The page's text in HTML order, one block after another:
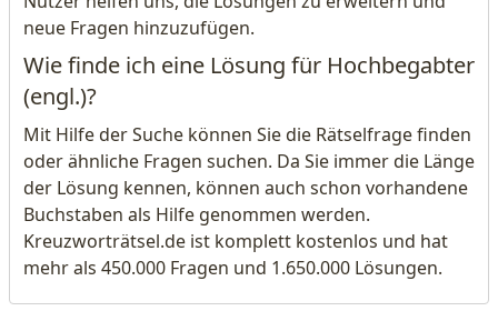
neue Fragen hinzuzufügen.
Wie finde ich eine Lösung für Hochbegabter
(engl.)?
Mit Hilfe der Suche können Sie die Rätselfrage finden
oder ähnliche Fragen suchen. Da Sie immer die Länge
der Lösung kennen, können auch schon vorhandene
Buchstaben als Hilfe genommen werden.
Kreuzworträtsel.de ist komplett kostenlos und hat
mehr als 450.000 Fragen und 1.650.000 Lösungen.